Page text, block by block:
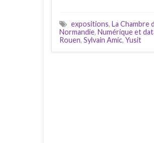
expositions, La Chambre
Normandie, Numérique et
Rouen, Sylvain Amic, Yusit